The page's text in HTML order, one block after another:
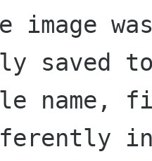
saved
name,
in